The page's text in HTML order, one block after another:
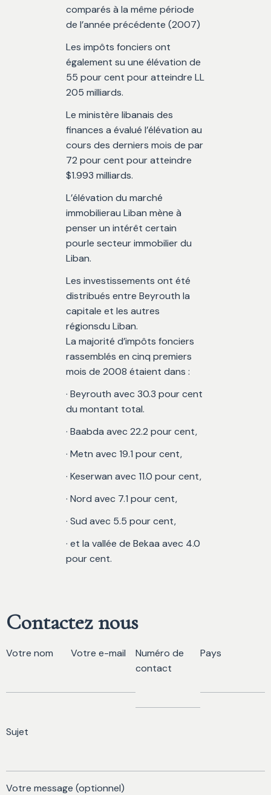
comparés à la même période
de l’année précédente (2007)
Les impôts fonciers ont
également su une élévation de
55 pour cent pour atteindre LL
205 milliards.
Le ministère libanais des
finances a évalué l’élévation au
cours des derniers mois de par
72 pour cent pour atteindre
$1.993 milliards.
L’élévation du marché
immobilierau Liban mène à
penser un intérêt certain
pourle secteur immobilier du
Liban.
Les investissements ont été
distribués entre Beyrouth la
capitale et les autres
régionsdu Liban.
La majorité d’impôts fonciers
rassemblés en cinq premiers
mois de 2008 étaient dans :
· Beyrouth avec 30.3 pour cent
du montant total.
· Baabda avec 22.2 pour cent,
· Metn avec 19.1 pour cent,
· Keserwan avec 11.0 pour cent,
· Nord avec 7.1 pour cent,
· Sud avec 5.5 pour cent,
· et la vallée de Bekaa avec 4.0
pour cent.
Contactez nous
Votre nom Votre e-mail
Numéro de
contact
Pays
Sujet
Votre message (optionnel)